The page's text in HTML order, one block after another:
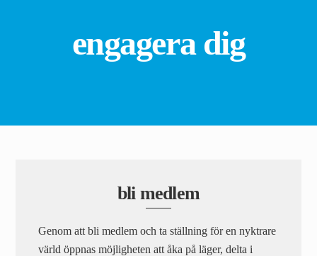
engagera dig
bli medlem
Genom att bli medlem och ta ställning för en nyktrare
värld öppnas möjligheten att åka på läger, delta i